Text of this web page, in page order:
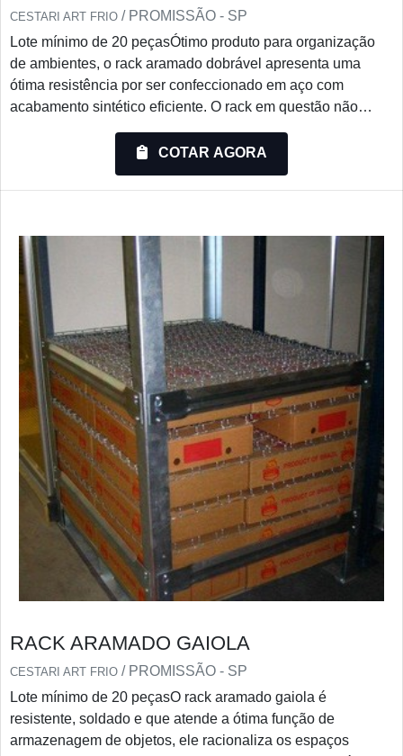
CESTARI ART FRIO / PROMISSÃO - SP
Lote mínimo de 20 peçasÓtimo produto para organização
de ambientes, o rack aramado dobrável apresenta uma
ótima resistência por ser confeccionado em aço com
acabamento sintético eficiente. O rack em questão não
sem a necessidade do uso de ferramentas possibilita o
empilhamento vazio.O produto é resistente, soldado e com
a sua verticalização por empilhamento, racionaliza os
também os desmont
COTAR AGORA
RACK ARAMADO GAIOLA
CESTARI ART FRIO / PROMISSÃO - SP
Lote mínimo de 20 peçasO rack aramado gaiola é
resistente, soldado e que atende a ótima função de
armazenagem de objetos, ele racionaliza os espaços